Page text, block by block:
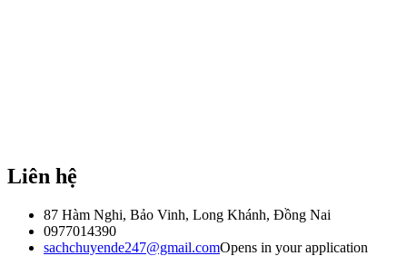
Liên hệ
87 Hàm Nghi, Bảo Vinh, Long Khánh, Đồng Nai
0977014390
sachchuyende247@gmail.comOpens in your application